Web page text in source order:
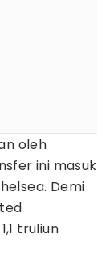
oleh
ini masuk
Demi
truliun